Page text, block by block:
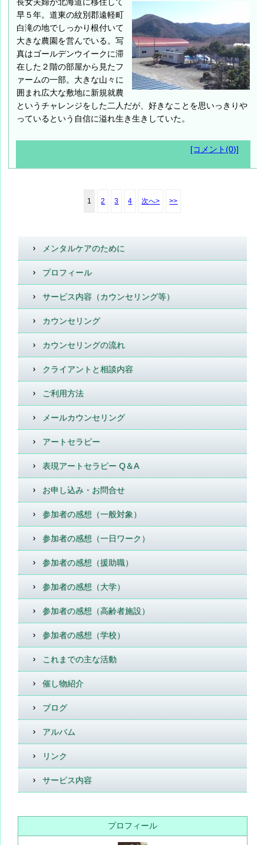
早５年。道東の紋別郡遠軽町
白滝の地でしっかり根付いて
大きな農園を営んでいる。写
真はゴールデンウイークに滞
在した２階の部屋から見たフ
ァームの一部。大きな山々に
囲まれ広大な敷地に新規就農
というチャレンジをした二人だが、好きなことを思いっきりや
っているという自信に溢れ生き生きしていた。
[コメント(0)]
1 2 3 4 次へ> >>
メンタルケアのために
プロフィール
サービス内容（カウンセリング等）
カウンセリング
カウンセリングの流れ
クライアントと相談内容
ご利用方法
メールカウンセリング
アートセラピー
表現アートセラピー Q＆A
お申し込み・お問合せ
参加者の感想（一般対象）
参加者の感想（一日ワーク）
参加者の感想（援助職）
参加者の感想（大学）
参加者の感想（高齢者施設）
参加者の感想（学校）
これまでの主な活動
催し物紹介
ブログ
アルバム
リンク
サービス内容
プロフィール